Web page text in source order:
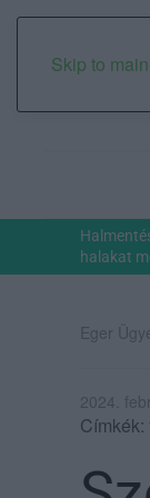
Skip to2026.
halakat
Eger
2024.
Címkék: